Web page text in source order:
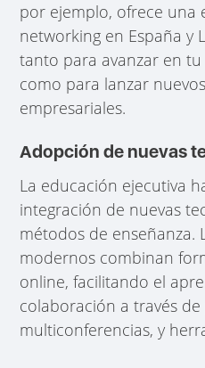
por ejemplo, ofrece una
networking en España y
tanto para avanzar en
como para lanzar
empresariales.
Adopción de nuevas
La educación ejecutiva
integración de nuevas
métodos de enseñanza.
modernos combinan
online, facilitando el
colaboración a través
multiconferencias, y